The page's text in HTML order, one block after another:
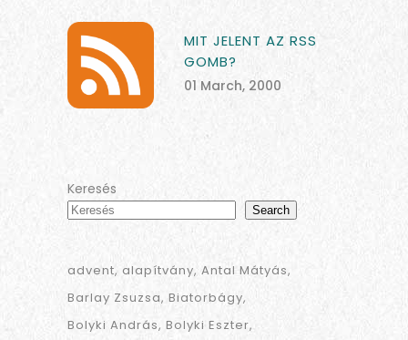
MIT JELENT AZ RSS
GOMB?
01 March, 2000
Keresés
Search
advent alapítvány Antal Mátyás
Barlay Zsuzsa Biatorbágy
Bolyki András Bolyki Eszter